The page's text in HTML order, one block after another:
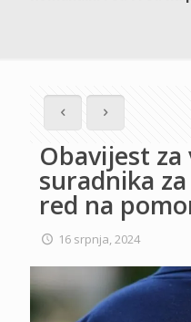
Obavijest
suradnika
red na
16 srpnja, 2024